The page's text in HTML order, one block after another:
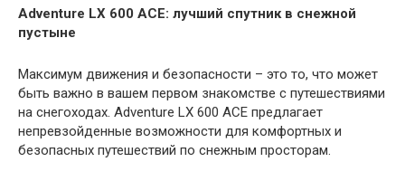
Adventure LX 600 ACE: лучший спутник в снежной
пустыне
Максимум движения и безопасности – это то, что может
быть важно в вашем первом знакомстве с путешествиями
на снегоходах. Adventure LX 600 ACE предлагает
непревзойденные возможности для комфортных и
безопасных путешествий по снежным просторам.